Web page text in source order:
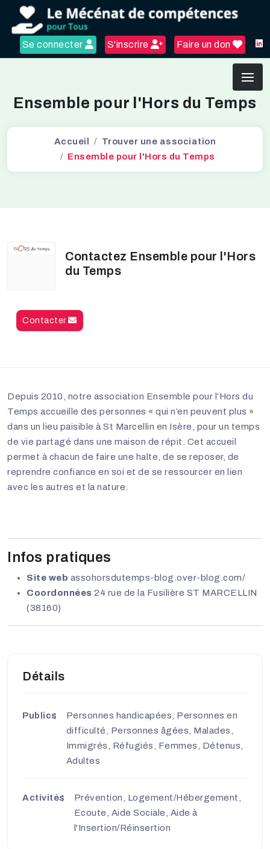
Se connecter S'inscrire Faire un don
Ensemble pour l'Hors du Temps
Accueil
Trouver une association
Ensemble pour l'Hors du Temps
Contactez Ensemble pour l'Hors
du Temps
Contacter
Depuis 2010, notre association Ensemble pour l’Hors du
Temps accueille des personnes « qui n’en peuvent plus »
dans un lieu paisible à St Marcellin en Isère, pour un temps
de vie partagé dans une maison de répit. Cet accueil
permet à chacun de faire une halte, de se reposer, de
reprendre confiance en soi et de se ressourcer en lien
avec les autres et la nature.
Infos pratiques
Site web assohorsdutemps-blog.over-blog.com/
Coordonnées 24 rue de la Fusilière ST MARCELLIN
(38160)
Détails
Publics
Personnes handicapées, Personnes en
difficulté, Personnes âgées, Malades,
Immigrés, Réfugiés, Femmes, Détenus,
Adultes
Activités
Prévention, Logement/Hébergement,
Ecoute, Aide Sociale, Aide à
l'Insertion/Réinsertion